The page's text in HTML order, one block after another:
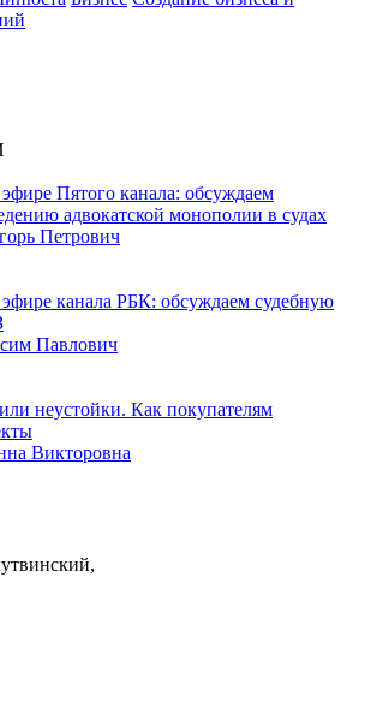
Пятого канала: обсуждаем
адвокатской монополии в судах
Петрович
канала РБК: обсуждаем судебную
Павлович
неустойки. Как покупателям
Викторовна